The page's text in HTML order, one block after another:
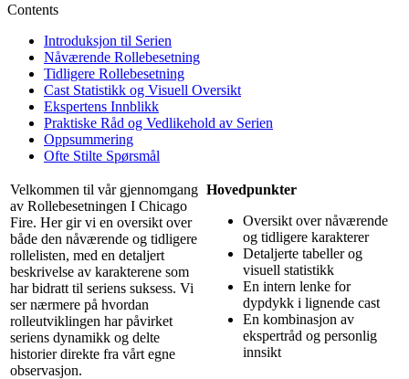
Contents
Introduksjon til Serien
Nåværende Rollebesetning
Tidligere Rollebesetning
Cast Statistikk og Visuell Oversikt
Ekspertens Innblikk
Praktiske Råd og Vedlikehold av Serien
Oppsummering
Ofte Stilte Spørsmål
Velkommen til vår gjennomgang
av Rollebesetningen I Chicago
Fire. Her gir vi en oversikt over
både den nåværende og tidligere
rollelisten, med en detaljert
beskrivelse av karakterene som
har bidratt til seriens suksess. Vi
ser nærmere på hvordan
rolleutviklingen har påvirket
seriens dynamikk og delte
historier direkte fra vårt egne
observasjon.
Hovedpunkter
Oversikt over nåværende
og tidligere karakterer
Detaljerte tabeller og
visuell statistikk
En intern lenke for
dypdykk i lignende cast
En kombinasjon av
ekspertråd og personlig
innsikt